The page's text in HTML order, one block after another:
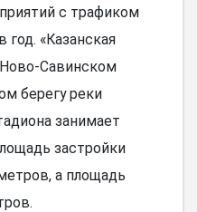
с трафиком
год. «Казанская
Савинском
берегу реки
занимает
застройки
а площадь